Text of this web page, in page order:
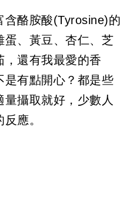
含酪胺酸(Tyrosine)的
蛋、黃豆、杏仁、芝
，還有我最愛的香
是有點開心？都是些
攝取就好，少數人
應。